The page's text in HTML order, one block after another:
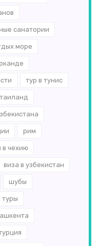
санатории
море
тур в тунис
рим
чехию
виза в узбекистан
шубы
туры